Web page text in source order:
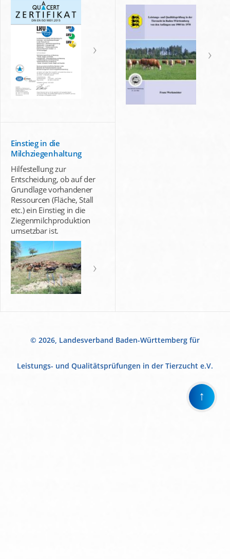
Einstieg in die
Milchziegenhaltung
Hilfestellung zur
Entscheidung, ob auf der
Grundlage vorhandener
Ressourcen (Fläche, Stall
etc.) ein Einstieg in die
Ziegenmilchproduktion
umsetzbar ist.
© 2026, Landesverband Baden-Württemberg für
Leistungs- und Qualitätsprüfungen in der Tierzucht e.V.
↑